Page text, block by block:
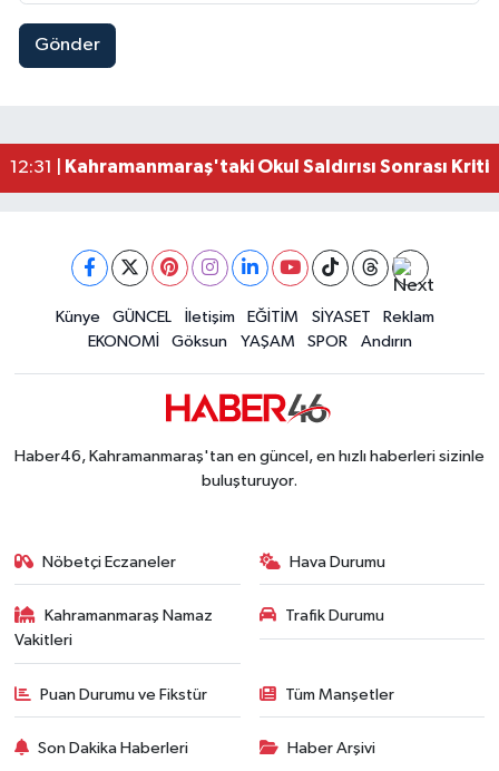
Gönder
15:22 |Kahramanmaraş'ta Şüpheli Ölüm! Uzman
12:31 |
Kahramanmaraş'taki Okul Saldırısı Sonrası
12:31 |Kahramanmaraş Ağustos Fuarı'nda Funda Arar
Kahramanmaraş'ta Madrigal Coşkusu! Fuar
Kahramanmaraş'ta Said Bey Sitesi Davasında 3
19:49 |Mersin'de Tatil Kabusu! Kahramanmaraşlı
Kahramanmaraş'ta Eksik Belgesi Olan
19:12 |Onikişubat Belediyesi Gündüz Bakımevi İçin
Kahramanmaraş'ta 29 Kilometrelik Grup
Künye GÜNCEL İletişim EĞİTİM SİYASET
Reklam
EKONOMİ
Göksun YAŞAM SPOR Andırın
Haber46, Kahramanmaraş'tan en güncel, en hızlı haberleri sizinle
buluşturuyor.
Nöbetçi Eczaneler Hava Durumu
Kahramanmaraş Namaz
Vakitleri
Trafik Durumu
Puan Durumu ve Fikstür Tüm Manşetler
Son Dakika Haberleri Haber Arşivi